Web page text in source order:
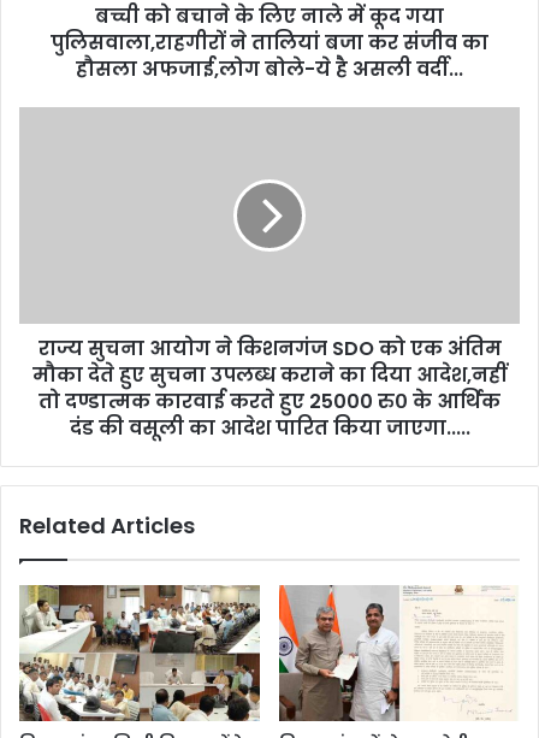
बच्ची को बचाने के लिए नाले में कूद गया
पुलिसवाला,राहगीरों ने तालियां बजा कर संजीव का
हौसला अफजाई,लोग बोले-ये है असली वर्दी...
राज्य सुचना आयोग ने किशनगंज SDO को एक अंतिम
मौका देते हुए सुचना उपलब्ध कराने का दिया आदेश,नहीं
तो दण्डात्मक कारवाई करते हुए 25000 रु० के आर्थिक
दंड की वसूली का आदेश पारित किया जाएगा.....
Related Articles